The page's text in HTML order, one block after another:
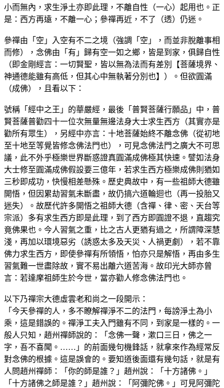
小而無內，求生淨土亦即此理，不離自性（一心）起用也。正
是：西方再遠，不離一心；參禪再近，不了（透）仍迷。
參禪由「空」入空有不二之境（強調「空」，而並非脫離事相
而修），念佛由「有」歸有空一如之鄉，皆是到家，俱歸自性
（即金剛經言：一切賢聖，皆以無為法而有差別【菩薩境界、
神通德能雖有高低，但其心中無執著分別也】）。但欲圓滿
（成佛），且看以下：
號稱「經中之王」的華嚴經，最後「普賢菩薩行願品」中，普
賢菩薩普勸四十一位次無量無邊法身大士求生西方（其實亦是
勸所有眾生），另經中亦言：十地菩薩始終不離念佛（從初地
至十地至等覺皆修念佛法門也），可見念佛法門之廣大不可思
議，此不外乎極樂世界斷惑證真圓滿成佛極其快速。譬如法身
大士修至圓滿成佛假設要三億年，若求生西方極樂成佛則猶如
三秒即成功，快慢相差懸殊。歷史典故中，有一些祖師大德雖
開悟，但因累劫習氣未斷盡，故仍搞六道輪迴也（再一投胎又
迷失）。故歷代許多開悟之祖師大德（含禪、律、密、天台等
宗派）多有求生西方即是此理，到了西方即圓證不退，直趨究
竟佛果也。今人習氣之重，比之古人更猶有過之，所謂障深慧
淺，再加以環境惡劣（誘惑太多及天災、人禍更劇），若不靠
佛力求生西方，即使參禪有所領悟，怕亦只是解悟，再由多生
習氣難一世盡除故，實不易出離六道苦海。故印光大師亦曾
言：若達摩祖師生於今世，當亦勸人修念佛法門也。
以下乃禪宗大德虛雲老和尚之一段開示：
「今天參禪的人，多不瞭解禪淨不二的法門，每謗淨土為小
乘，這是錯誤的。禪淨工夫入門雖有不同，到家是一樣的。一
般人只知，趙州禪師說的：「念佛一聲，漱口三日，佛之一
字，吾不喜聞。……」的前面幾句機鋒話，就拿來作為經常反
對念佛的根據。這是誤會的。要知道後面還有幾句話，就是有
人問趙州禪師：「你的師是誰？」趙州說：「十方諸佛。」
「十方諸佛之師是誰？」趙州說：「阿彌陀佛。」可見阿彌陀